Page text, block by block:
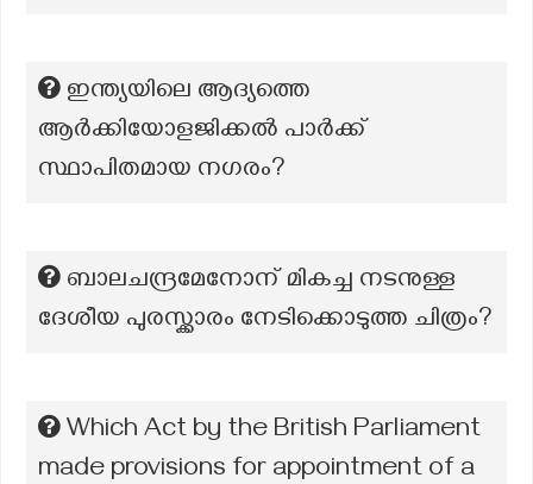
ഇന്ത്യയിലെ ആദ്യത്തെ
ആർക്കിയോളജിക്കൽ പാർക്ക്
സ്ഥാപിതമായ നഗരം?
ബാലചന്ദ്രമേനോന് മികച്ച നടനുള്ള
ദേശീയ പുരസ്ക്കാരം നേടിക്കൊടുത്ത ചിത്രം?
Which Act by the British Parliament
made provisions for appointment of a